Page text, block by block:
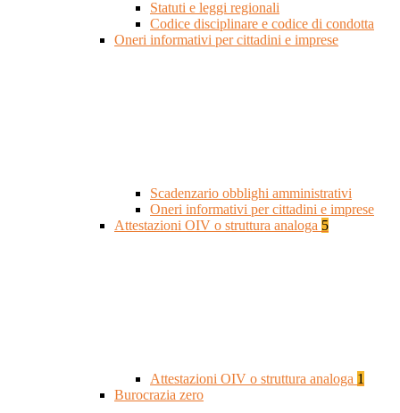
Statuti e leggi regionali
Codice disciplinare e codice di condotta
Oneri informativi per cittadini e imprese
Scadenzario obblighi amministrativi
Oneri informativi per cittadini e imprese
Attestazioni OIV o struttura analoga 5
Attestazioni OIV o struttura analoga 1
Burocrazia zero